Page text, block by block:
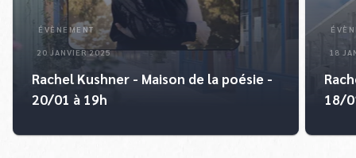
ÉVÈNEMENT
20 JANVIER 2025
Rachel Kushner - Maison de la poésie -
20/01 à 19h
18
18/